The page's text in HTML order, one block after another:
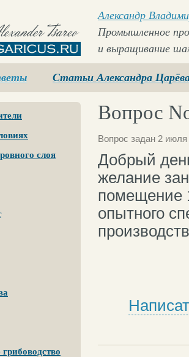
Александр
Промышленное
и выращивание
Статьи Александра
слоя
Вопрос
Вопрос задан 2
Добрый
желание
помещение
опытного